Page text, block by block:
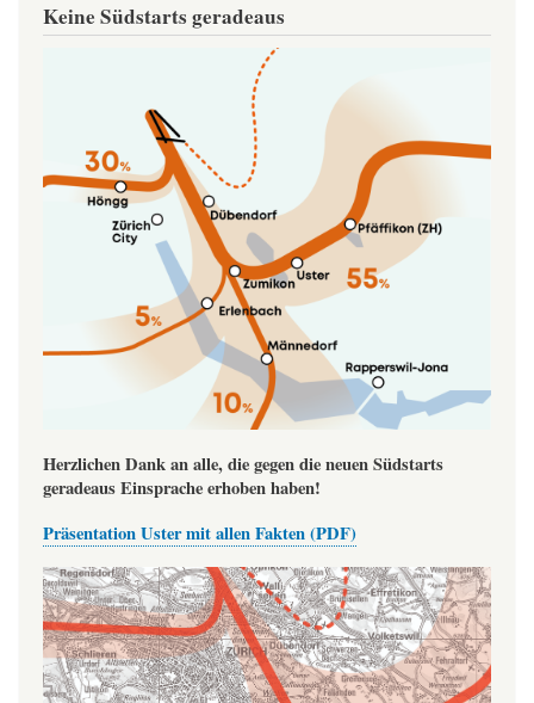
Keine Südstarts geradeaus
Herzlichen Dank an alle, die gegen die neuen Südstarts
geradeaus Einsprache erhoben haben!
Präsentation Uster mit allen Fakten (PDF)